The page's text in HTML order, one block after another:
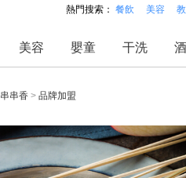
熱門搜索： 餐飲 美容
美容 嬰童 干洗
串串香 > 品牌加盟